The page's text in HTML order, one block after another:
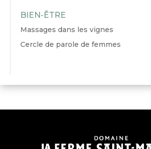
BIEN-ÊTRE
Massages dans les vignes
Cercle de parole de femmes